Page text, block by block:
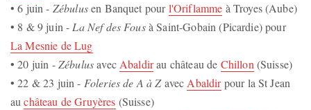
• 6 juin - Zébulusen Banquet pourl'Oriflamme à Troyes (Aube)
• 8 & 9 juin - La Nef des Fousà Saint-Gobain (Picardie) pour
La Mesnie de Lug
• 20 juin -Zébulusavec Abaldirau château de Chillon (Suisse)
• 22 & 23 juin - Foleries de A à Zavec Abaldirpour la St Jean
auchâteau de Gruyères (Suisse)